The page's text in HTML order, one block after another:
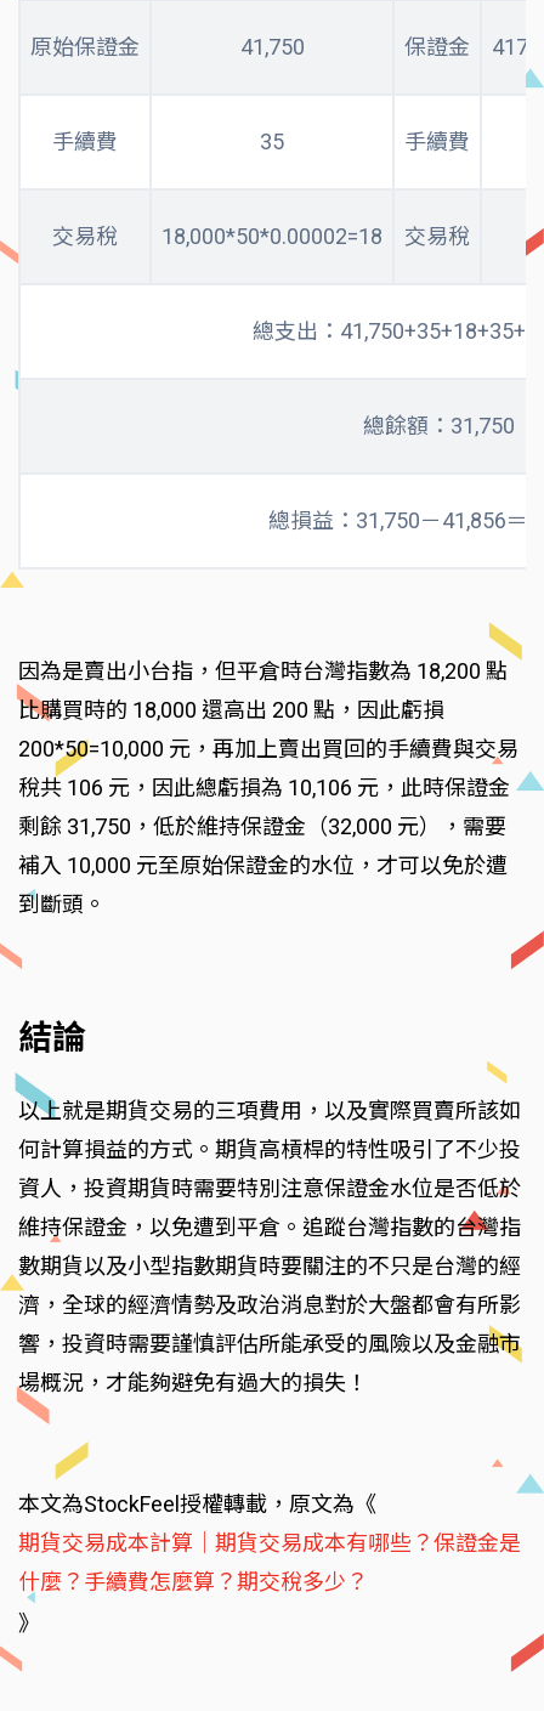
原始保證金 41,750 保證金
手續費 35 手續費
交易稅 18,000*50*0.00002=18 交易稅
總支出：
總餘額：31,750
總損益：31,750－41,856＝ -
因為是賣出小台指，但平倉時台灣指數為 18,200 點
比購買時的 18,000 還高出 200 點，因此虧損
200*50=10,000 元，再加上賣出買回的手續費與交易
稅共 106 元，因此總虧損為 10,106 元，此時保證金
剩餘 31,750，低於維持保證金（32,000 元），需要
補入 10,000 元至原始保證金的水位，才可以免於遭
到斷頭。
結論
以上就是期貨交易的三項費用，以及實際買賣所該如
何計算損益的方式。期貨高槓桿的特性吸引了不少投
資人，投資期貨時需要特別注意保證金水位是否低於
維持保證金，以免遭到平倉。追蹤台灣指數的台灣指
數期貨以及小型指數期貨時要關注的不只是台灣的經
濟，全球的經濟情勢及政治消息對於大盤都會有所影
響，投資時需要謹慎評估所能承受的風險以及金融市
場概況，才能夠避免有過大的損失！
本文為StockFeel授權轉載，原文為《
期貨交易成本計算｜期貨交易成本有哪些？保證金是
什麼？手續費怎麼算？期交稅多少？
》